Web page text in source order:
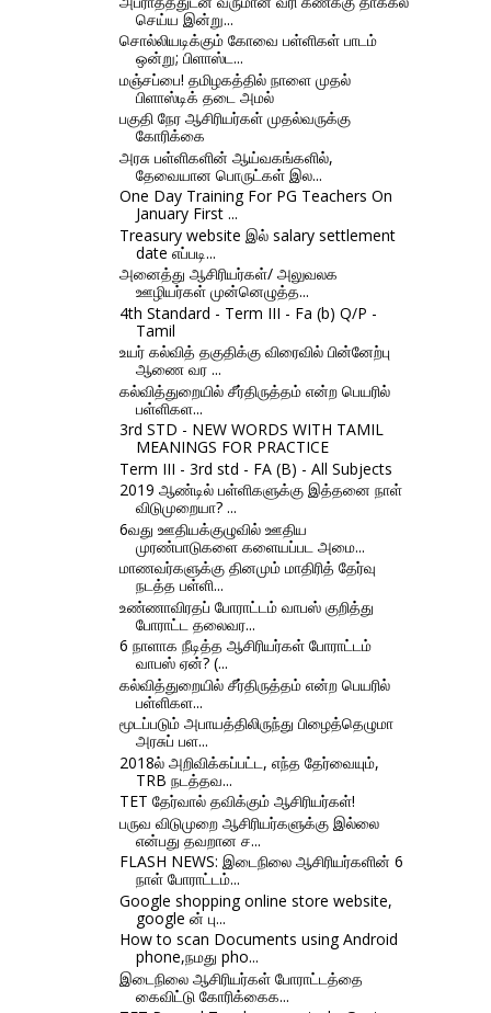
செய்ய இன்று...
சொல்லியடிக்கும் கோவை பள்ளிகள் பாடம்
ஒன்று; பிளாஸ்ட...
மஞ்சப்பை! தமிழகத்தில் நாளை முதல்
பிளாஸ்டிக் தடை அமல்
பகுதி நேர ஆசிரியர்கள் முதல்வருக்கு
கோரிக்கை
அரசு பள்ளிகளின் ஆய்வகங்களில்,
தேவையான பொருட்கள் இல...
One Day Training For PG Teachers On
January First ...
Treasury website இல் salary settlement
date எப்படி...
அனைத்து ஆசிரியர்கள்/ அலுவலக
ஊழியர்கள் முன்னெழுத்த...
4th Standard - Term III - Fa (b) Q/P -
Tamil
உயர் கல்வித் தகுதிக்கு விரைவில் பின்னேற்பு
ஆணை வர ...
கல்வித்துறையில் சீர்திருத்தம் என்ற பெயரில்
பள்ளிகள...
3rd STD - NEW WORDS WITH TAMIL
MEANINGS FOR PRACTICE
Term III - 3rd std - FA (B) - All Subjects
2019 ஆண்டில் பள்ளிகளுக்கு இத்தனை நாள்
விடுமுறையா? ...
6வது ஊதியக்குழுவில் ஊதிய
முரண்பாடுகளை களையப்பட அமை...
மாணவர்களுக்கு தினமும் மாதிரித் தேர்வு
நடத்த பள்ளி...
உண்ணாவிரதப் போராட்டம் வாபஸ் குறித்து
போராட்ட தலைவர...
6 நாளாக நீடித்த ஆசிரியர்கள் போராட்டம்
வாபஸ் ஏன்? (...
கல்வித்துறையில் சீர்திருத்தம் என்ற பெயரில்
பள்ளிகள...
மூடப்படும் அபாயத்திலிருந்து பிழைத்தெழுமா
அரசுப் பள...
2018ல் அறிவிக்கப்பட்ட, எந்த தேர்வையும்,
TRB நடத்தவ...
TET தேர்வால் தவிக்கும் ஆசிரியர்கள்!
பருவ விடுமுறை ஆசிரியர்களுக்கு இல்லை
என்பது தவறான ச...
FLASH NEWS: இடைநிலை ஆசிரியர்களின் 6
நாள் போராட்டம்...
Google shopping online store website,
google ன் பு...
How to scan Documents using Android
phone,நமது pho...
இடைநிலை ஆசிரியர்கள் போராட்டத்தை
கைவிட்டு கோரிக்கைக...